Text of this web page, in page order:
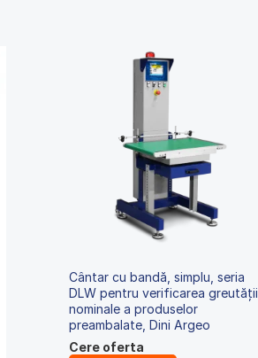
Cântar cu bandă, simplu, seria
DLW pentru verificarea greutății
nominale a produselor
preambalate, Dini Argeo
Cere oferta